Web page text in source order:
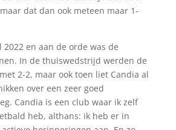
dat dan ook meteen maar 1-
en aan de orde was de
In de thuiswedstrijd werden de
2-2, maar ook toen liet Candia al
over een zeer goed
Candia is een club waar ik zelf
heb, althans: ik heb er in